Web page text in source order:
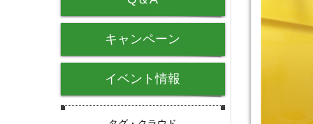
キャンペーン
イベント情報